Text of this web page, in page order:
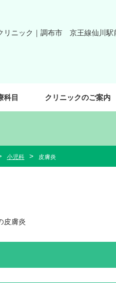
科目 クリニックのご案内
小児科 皮膚炎